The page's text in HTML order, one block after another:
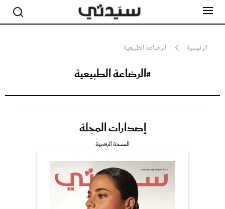
الرئيسية الرضاعة الطبيعية
#الرضاعة الطبيعية
إصدارات المجلة
النسخة الرقمية
جمال
صحة ورشاقة